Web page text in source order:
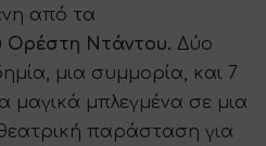
από τα
Ορέστη Ντάντου. Δύο
μια συμμορία, και 7
μαγικά μπλεγμένα σε μια
παράσταση για